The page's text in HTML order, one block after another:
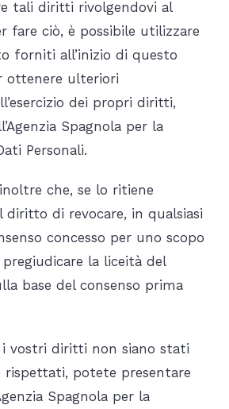
tali diritti rivolgendovi al
fare ciò, è possibile utilizzare
forniti all’inizio di questo
ottenere ulteriori
dei propri diritti,
Spagnola per la
Personali.
che, se lo ritiene
di revocare, in qualsiasi
concesso per uno scopo
pregiudicare la liceità del
base del consenso prima
i vostri diritti non siano stati
rispettati, potete presentare
Spagnola per la